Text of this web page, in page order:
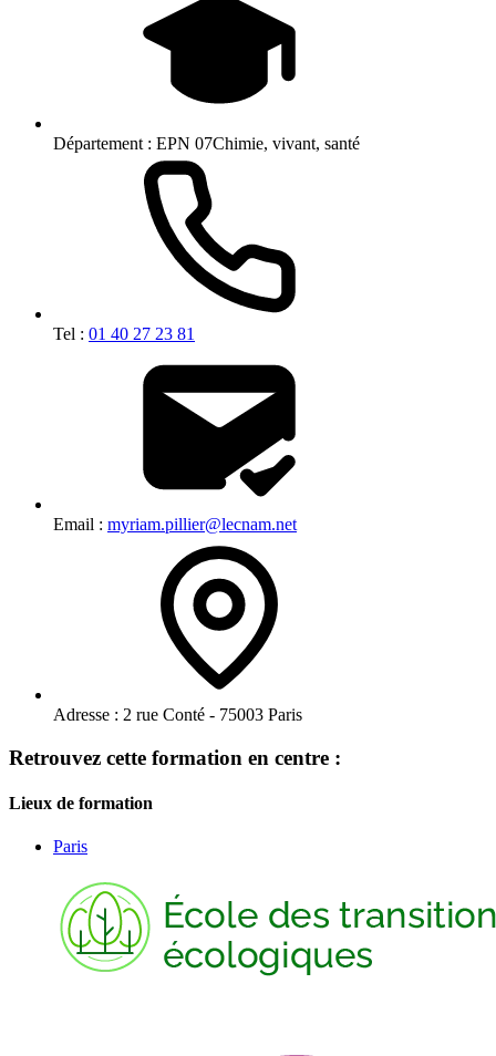
Département : EPN 07Chimie, vivant, santé
Tel : 01 40 27 23 81
Email : myriam.pillier@lecnam.net
Adresse : 2 rue Conté - 75003 Paris
Retrouvez cette formation en centre :
Lieux de formation
Paris